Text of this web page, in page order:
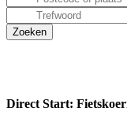
Direct Start: